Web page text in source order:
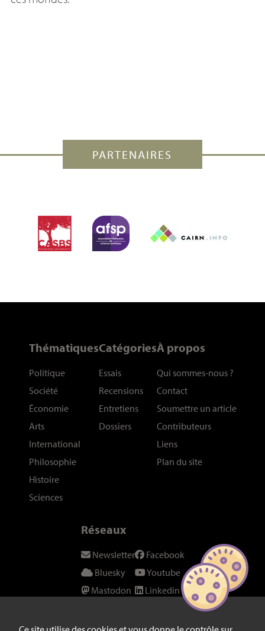
PARTENAIRES
Thématiques
Politique
Société
Économie
Arts
International
Philosophie
Histoire
Sciences
Catégories
Essais
Recensions
Entretiens
Dossiers
À propos
Qui sommes-nous ?
Contact
Soumettre un article
Contributeurs
Liens
Plan du site
Réseaux
Newsletter
Bluesky
Mastodon
Instagram
Facebook
Youtube
Linkedin
Fil RSS